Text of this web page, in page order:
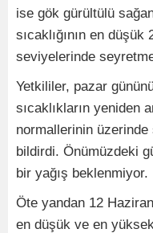
ise gök gürültülü
sıcaklığının en
seviyelerinde
Yetkililer, pazar
sıcaklıkların yeniden
normallerinin
bildirdi. Önümüzdeki
bir yağış beklenmiyor.
Öte yandan 12
en düşük ve en